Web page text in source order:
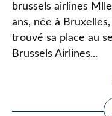
brussels airlines
ans, née à
trouvé sa place au
Brussels Airlines...